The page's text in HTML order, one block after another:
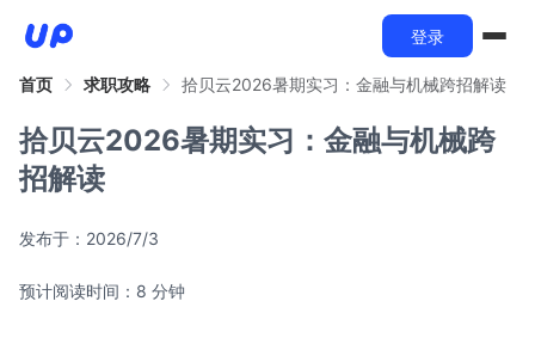
登录
首页 求职攻略 拾贝云2026暑期实习：金融与机械跨招解读
拾贝云2026暑期实习：金融与机械跨
招解读
发布于： 2026/7/3
预计阅读时间：8 分钟